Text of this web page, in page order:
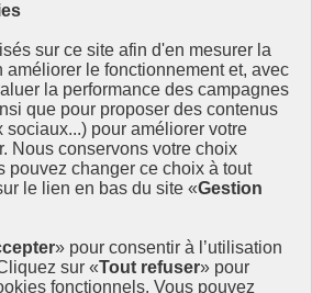
sur ce site afin d'en mesurer la
améliorer le fonctionnement et, avec
la performance des campagnes
que pour proposer des contenus
sociaux...) pour améliorer votre
Nous conservons votre choix
pouvez changer ce choix à tout
le lien en bas du site «Gestion
» pour consentir à l’utilisation
sur «Tout refuser» pour
fonctionnels. Vous pouvez
de référence concernant l’Agenda
de la France. Il valorise la mobilisation de
une nouvelle fenêtre
ouvre une nouvelle fenêtre
- ouvre une nouvelle fenêtre